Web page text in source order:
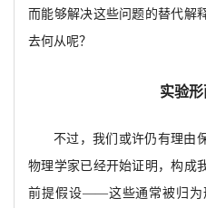
而能够解决这些问题的替代解
去何从呢？
实验
不过，我们或许仍有理由
物理学家已经开始证明，构成
前提假设——这些通常被归为